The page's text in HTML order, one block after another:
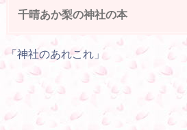
千晴あか梨の神社の本
「神社のあれこれ」